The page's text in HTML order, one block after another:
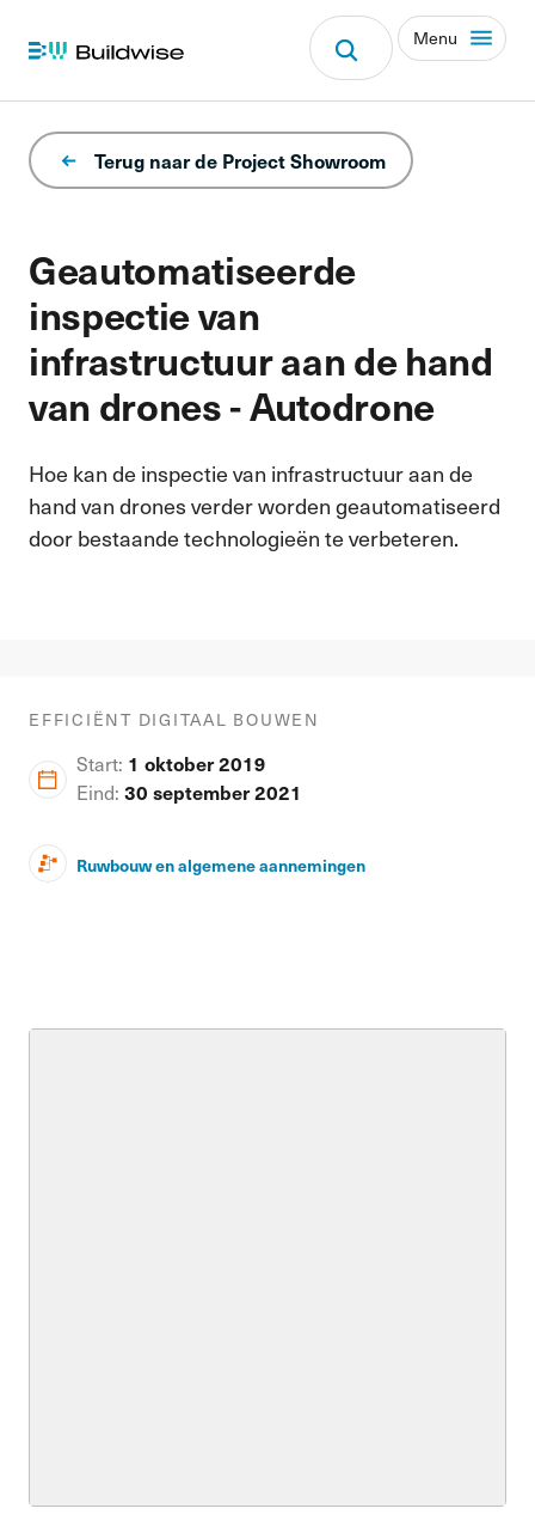
Menu
Geautomatiseerde
inspectie van
infrastructuur aan de hand
van drones - Autodrone
Terug naar de Project Showroom
Hoe kan de inspectie van infrastructuur aan de
hand van drones verder worden geautomatiseerd
door bestaande technologieën te verbeteren.
EFFICIËNT DIGITAAL BOUWEN
Start: 1 oktober 2019
Eind: 30 september 2021
Ruwbouw en algemene aannemingen